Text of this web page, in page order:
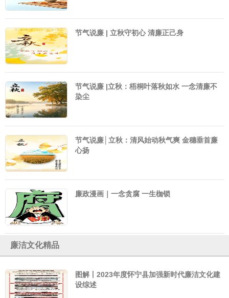
节气说廉 | 立秋守初心 清廉正己身
节气说廉 |立秋：梧桐叶落秋如水 一念清廉不
染尘
节气说廉│立秋：清风始动秋气爽 金穗垂首廉
心扬
廉政漫画｜一念贪腐 一生枷锁
廉洁文化精品
图解丨2023年度怀宁县加强新时代廉洁文化建
设综述